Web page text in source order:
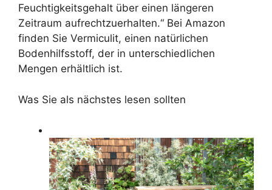
Feuchtigkeitsgehalt über einen längeren
Zeitraum aufrechtzuerhalten.“ Bei Amazon
finden Sie Vermiculit, einen natürlichen
Bodenhilfsstoff, der in unterschiedlichen
Mengen erhältlich ist.
Was Sie als nächstes lesen sollten